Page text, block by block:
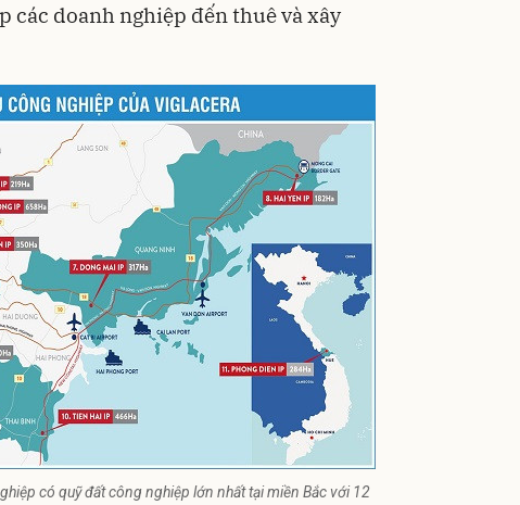
các doanh nghiệp đến thuê và xây
có quỹ đất công nghiệp lớn nhất tại miền Bắc với 12